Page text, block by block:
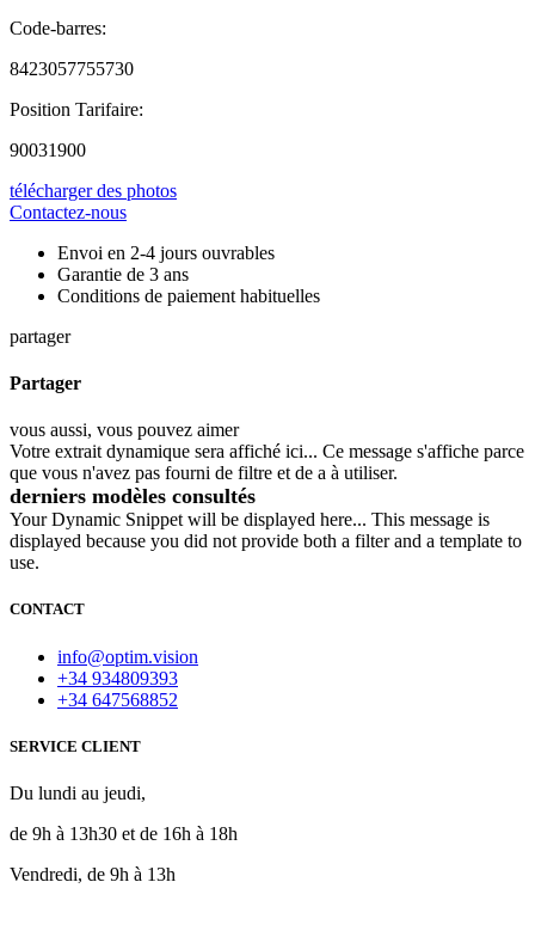
Code-barres:
8423057755730
Position Tarifaire:
90031900
télécharger des photos
Contactez-nous
Envoi en 2-4 jours ouvrables
Garantie de 3 ans
Conditions de paiement habituelles
partager
Partager
vous aussi, vous pouvez aimer
Votre extrait dynamique sera affiché ici... Ce message s'affiche parce
que vous n'avez pas fourni de filtre et de a à utiliser.
derniers modèles consultés
Your Dynamic Snippet will be displayed here... This message is
displayed because you did not provide both a filter and a template to
use.
CONTACT
info@optim.vision
+34 934809393
+34 647568852
SERVICE CLIENT
Du lundi au jeudi,
de 9h à 13h30 et de 16h à 18h
Vendredi, de 9h à 13h